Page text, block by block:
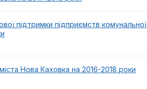
підтримки підприємств комунальної
Нова Каховка на 2016-2018 роки